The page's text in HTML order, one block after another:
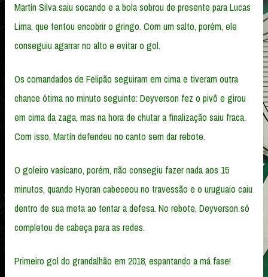
Martín Silva saiu socando e a bola sobrou de presente para Lucas
Lima, que tentou encobrir o gringo. Com um salto, porém, ele
conseguiu agarrar no alto e evitar o gol.
Os comandados de Felipão seguiram em cima e tiveram outra
chance ótima no minuto seguinte: Deyverson fez o pivô e girou
em cima da zaga, mas na hora de chutar a finalização saiu fraca.
Com isso, Martín defendeu no canto sem dar rebote.
O goleiro vasícano, porém, não consegiu fazer nada aos 15
minutos, quando Hyoran cabeceou no travessão e o uruguaio caiu
dentro de sua meta ao tentar a defesa. No rebote, Deyverson só
completou de cabeça para as redes.
Primeiro gol do grandalhão em 2018, espantando a má fase!